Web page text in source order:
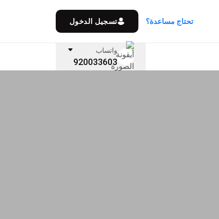
تحتاج مساعدة؟ تسجيل الدخول
واتساب
920033603